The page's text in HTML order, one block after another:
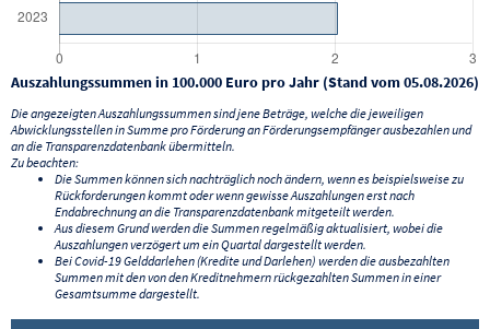
Auszahlungssummen in 100.000 Euro pro Jahr (Stand vom 05.08.2026)
Die angezeigten Auszahlungssummen sind jene Beträge, welche die jeweiligen
Abwicklungsstellen in Summe pro Förderung an Förderungsempfänger ausbezahlen und
an die Transparenzdatenbank übermitteln.
Zu beachten:
Die Summen können sich nachträglich noch ändern, wenn es beispielsweise zu
Rückforderungen kommt oder wenn gewisse Auszahlungen erst nach
Endabrechnung an die Transparenzdatenbank mitgeteilt werden.
Aus diesem Grund werden die Summen regelmäßig aktualisiert, wobei die
Auszahlungen verzögert um ein Quartal dargestellt werden.
Bei Covid-19 Gelddarlehen (Kredite und Darlehen) werden die ausbezahlten
Summen mit den von den Kreditnehmern rückgezahlten Summen in einer
Gesamtsumme dargestellt.